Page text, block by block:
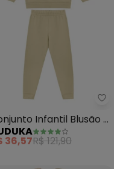
- Conjunto Blusa com
Infantil Blusão e
(Bege)
36,57R$ 121,90